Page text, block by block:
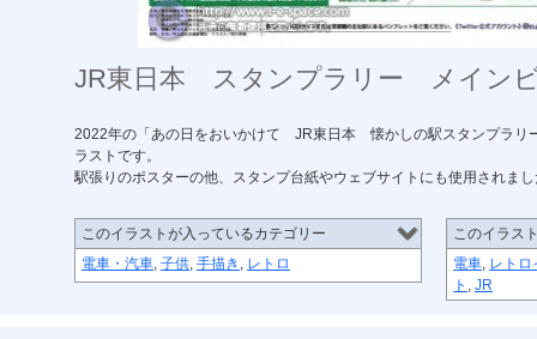
JR東日本 スタンプラリー メイン
2022年の「あの日をおいかけて JR東日本 懐かしの駅スタンプラリ
ラストです。
駅張りのポスターの他、スタンプ台紙やウェブサイトにも使用されま
このイラストが入っているカテゴリー
電車・汽車, 子供, 手描き , レトロ
このイラス
電車, レトロ
ト , JR